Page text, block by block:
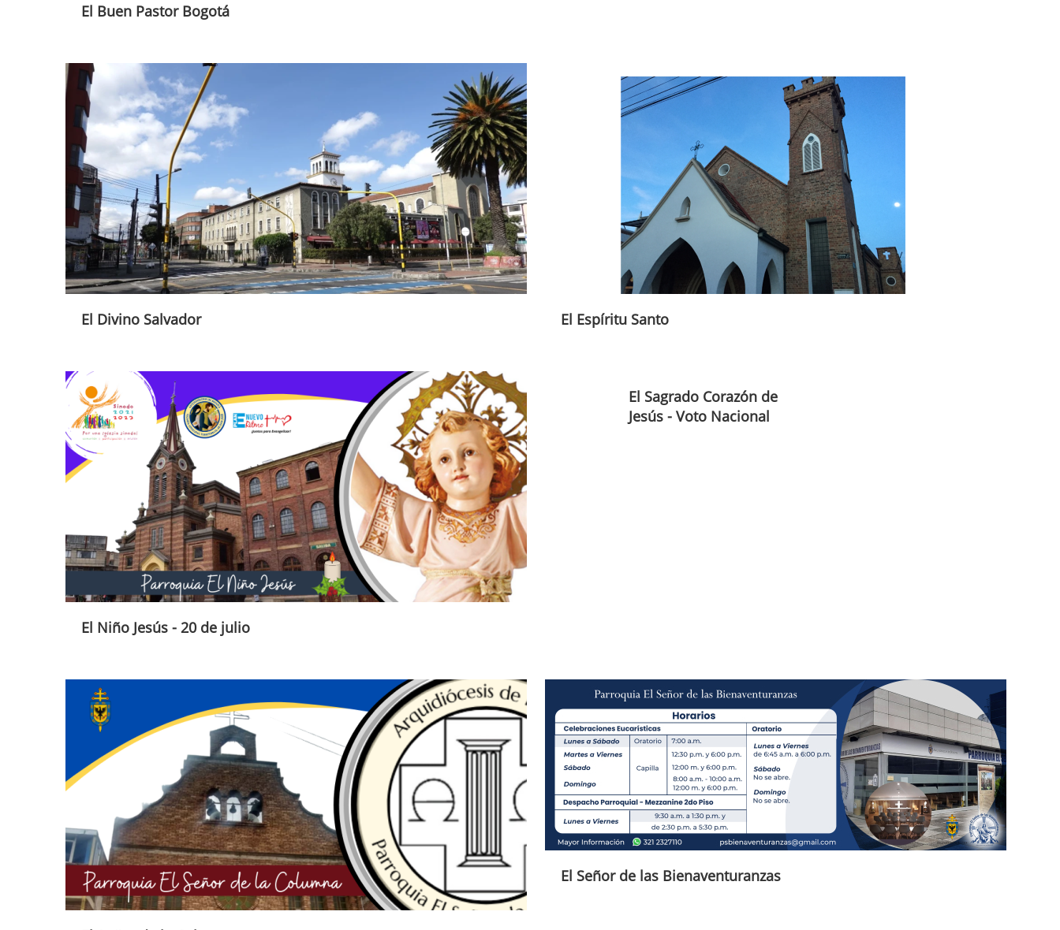
El Buen Pastor Bogotá
El Divino Salvador El Espíritu Santo
El Niño Jesús - 20 de julio
El Sagrado Corazón de
Jesús - Voto Nacional
El Señor de las Bienaventuranzas